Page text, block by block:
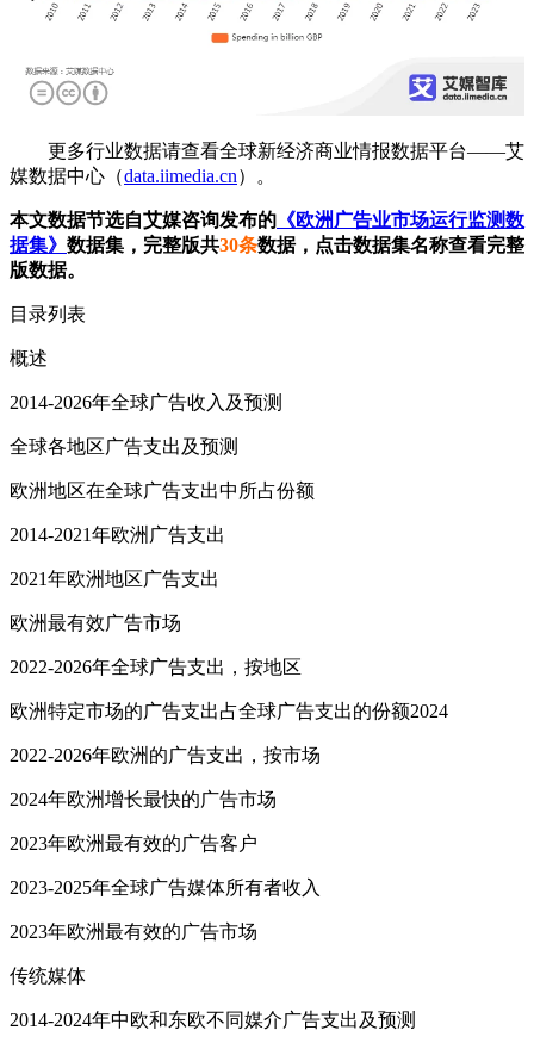
更多行业数据请查看全球新经济商业情报数据平台——艾
媒数据中心（data.iimedia.cn）。
本文数据节选自艾媒咨询发布的 《欧洲广告业市场运行监测数
据集》 数据集，完整版共30条数据，点击数据集名称查看完整
版数据。
目录列表
概述
2014-2026年全球广告收入及预测
全球各地区广告支出及预测
欧洲地区在全球广告支出中所占份额
2014-2021年欧洲广告支出
2021年欧洲地区广告支出
欧洲最有效广告市场
2022-2026年全球广告支出，按地区
欧洲特定市场的广告支出占全球广告支出的份额2024
2022-2026年欧洲的广告支出，按市场
2024年欧洲增长最快的广告市场
2023年欧洲最有效的广告客户
2023-2025年全球广告媒体所有者收入
2023年欧洲最有效的广告市场
传统媒体
2014-2024年中欧和东欧不同媒介广告支出及预测